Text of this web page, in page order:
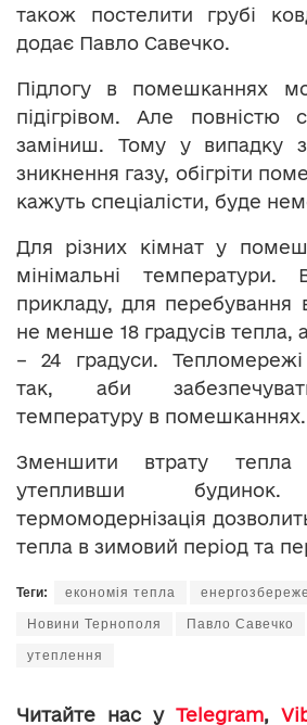
також постелити грубі
додає Павло Савечко.
Підлогу в помешканнях
підігрівом. Але повністю
заміниш. Тому у випадку
зникнення газу, обігріти
кажуть спеціалісти, буде
Для різних кімнат у
мінімальні
прикладу, для перебування
не менше 18 градусів тепла,
– 24 градуси.
так, аби
температуру в помешканнях.
Зменшити втрату
утепливши будинок.
термомодернізація
тепла в зимовий період та
Теги: економія тепла
Новини Тернополя Павло Савечко
утеплення
Читайте нас у Telegram,